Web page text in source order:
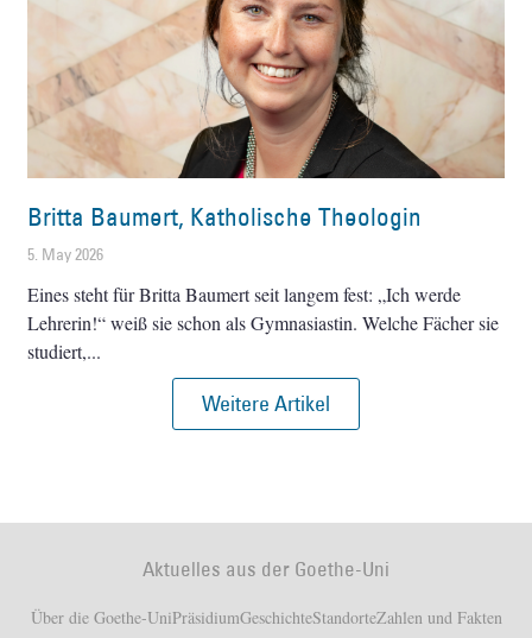
Britta Baumert, Katholische Theologin
5. May 2026
Eines steht für Britta Baumert seit langem fest: „Ich werde
Lehrerin!“ weiß sie schon als Gymnasiastin. Welche Fächer sie
studiert,
Weitere Artikel
Aktuelles aus der Goethe-Uni
Über die Goethe-UniPräsidiumGeschichteStandorteZahlen und Fakten